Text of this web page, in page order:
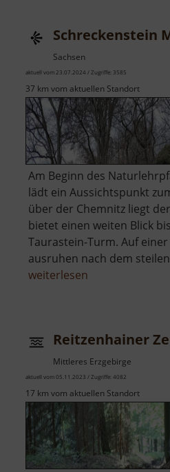
Schreckenstein
Sachsen
aktuell vom 23.07.2024 / Zugriffe: 3585
37 km vom aktuellen Standort
Am Beginn des
lädt ein Aussichtspunkt
über der Chemnitz liegt
bietet einen weiten Blick
Taurastein-Turm. Auf
ausruhen nach dem
weiterlesen
Reitzenhainer
Mittleres Erzgebirge
aktuell vom 05.11.2023 / Zugriffe: 4082
17 km vom aktuellen Standort